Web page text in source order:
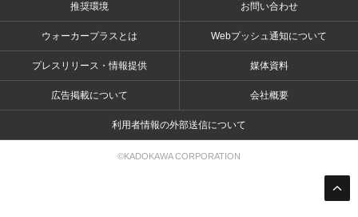
推奨環境 お問い合わせ
ウォーカープラスとは Webプッシュ通知について
プレスリリース・情報提供 媒体資料
広告掲載について 会社概要
利用者情報の外部送信について
©KADOKAWA CORPORATION